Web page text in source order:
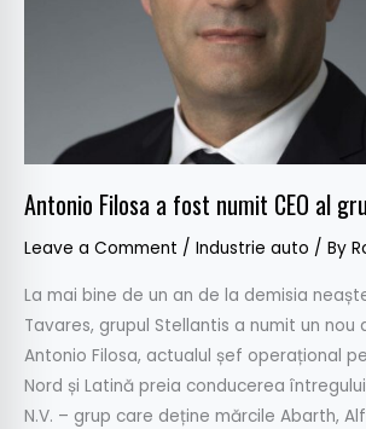
Antonio Filosa a fost numit CEO al
Leave a Comment / Industrie auto / By
La mai bine de un an de la demisia
Tavares, grupul Stellantis a numit un nou
Antonio Filosa, actualul șef operațional
Nord și Latină preia conducerea
N.V. – grup care deține mărcile Abarth,